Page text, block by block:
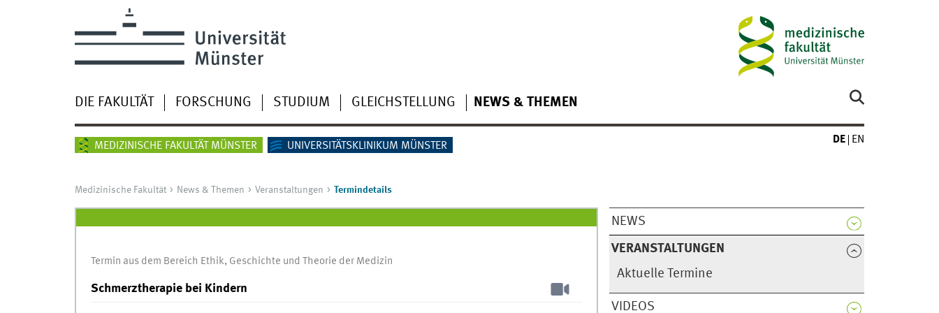
DIE FAKULTÄT FORSCHUNG STUDIUM GLEICHSTELLUNG NEWS & THEMEN
MEDIZINISCHE FAKULTÄT MÜNSTER UNIVERSITÄTSKLINIKUM MÜNSTER
DE EN
Medizinische Fakultät News & Themen Veranstaltungen Termindetails
NEWS
VERANSTALTUNGEN
Aktuelle Termine
VIDEOS
Termin aus dem Bereich Ethik, Geschichte und Theorie der Medizin
Schmerztherapie bei Kindern